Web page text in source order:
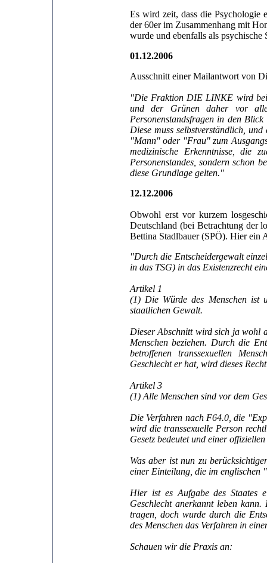
Es wird zeit, dass die Psychologie
der 60er im Zusammenhang mit
wurde und ebenfalls als
01.12.2006
Ausschnitt einer Mailantwort von
"Die Fraktion DIE LINKE wird bei
und der Grünen daher vor
Personenstandsfragen in den
Diese muss selbstverständlich,
"Mann" oder "Frau" zum
medizinische Erkenntnisse, die
Personenstandes, sondern schon
diese Grundlage gelten."
12.12.2006
Obwohl erst vor kurzem
Deutschland (bei Betrachtung der
Bettina Stadlbauer (SPÖ). Hier ein
"Durch die Entscheidergewalt
in das TSG) in das Existenzrecht
Artikel 1
(1) Die Würde des Menschen ist
staatlichen Gewalt.
Dieser Abschnitt wird sich ja wohl
Menschen beziehen. Durch die
betroffenen transsexuellen
Geschlecht er hat, wird dieses
Artikel 3
(1) Alle Menschen sind vor dem
Die Verfahren nach F64.0, die
wird die transsexuelle Person
Gesetz bedeutet und einer
Was aber ist nun zu
einer Einteilung, die im englischen
Hier ist es Aufgabe des Staates
Geschlecht anerkannt leben
tragen, doch wurde durch die
des Menschen das Verfahren in
Schauen wir die Praxis an: